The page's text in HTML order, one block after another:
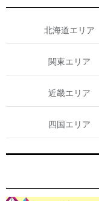
北海道エリア
関東エリア
近畿エリア
四国エリア